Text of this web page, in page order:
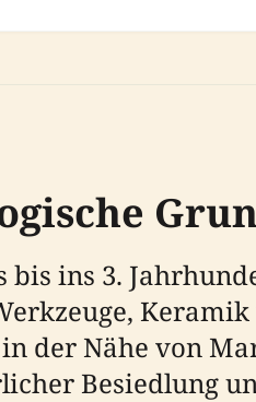
ins 3.
der Nähe von
Besiedlung